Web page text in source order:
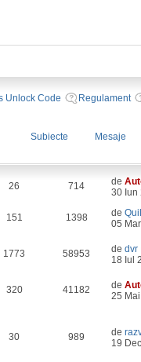
Unlock Code Regulament
Subiecte
Mesaje
26 714 de
30 Iun
151 1398 de
05
1773 58953 dedvr
18 Iul
320 41182 de
25
30 989 de
19